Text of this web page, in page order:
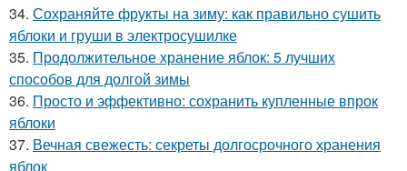
34. Сохраняйте фрукты на зиму: как правильно сушить
яблоки и груши в электросушилке
35. Продолжительное хранение яблок: 5 лучших
способов для долгой зимы
36. Просто и эффективно: сохранить купленные впрок
яблоки
37. Вечная свежесть: секреты долгосрочного хранения
яблок